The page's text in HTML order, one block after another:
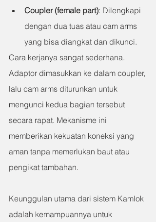
Coupler (female part): Dilengkapi
dengan dua tuas atau cam arms
yang bisa diangkat dan dikunci.
Cara kerjanya sangat sederhana.
Adaptor dimasukkan ke dalam coupler,
lalu cam arms diturunkan untuk
mengunci kedua bagian tersebut
secara rapat. Mekanisme ini
memberikan kekuatan koneksi yang
aman tanpa memerlukan baut atau
pengikat tambahan.
Keunggulan utama dari sistem Kamlok
adalah kemampuannya untuk